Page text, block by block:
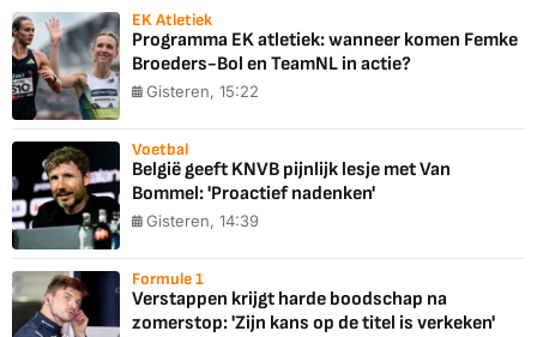
EK Atletiek
Programma EK atletiek: wanneer komen Femke
Broeders-Bol en TeamNL in actie?
Gisteren, 15:22
Voetbal
België geeft KNVB pijnlijk lesje met Van
Bommel: 'Proactief nadenken'
Gisteren, 14:39
Formule 1
Verstappen krijgt harde boodschap na
zomerstop: 'Zijn kans op de titel is verkeken'